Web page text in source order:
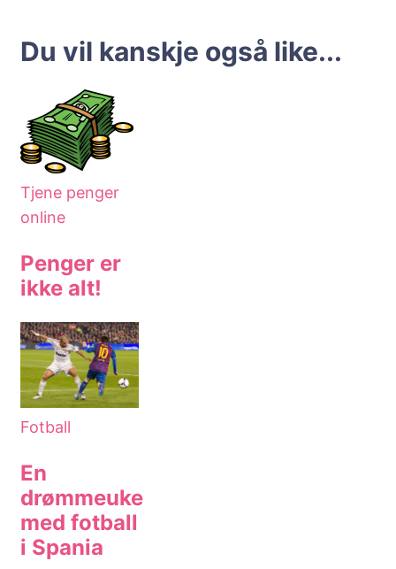
Du vil kanskje også like...
Tjene penger
online
Penger er
ikke alt!
Fotball
En
drømmeuke
med fotball
i Spania